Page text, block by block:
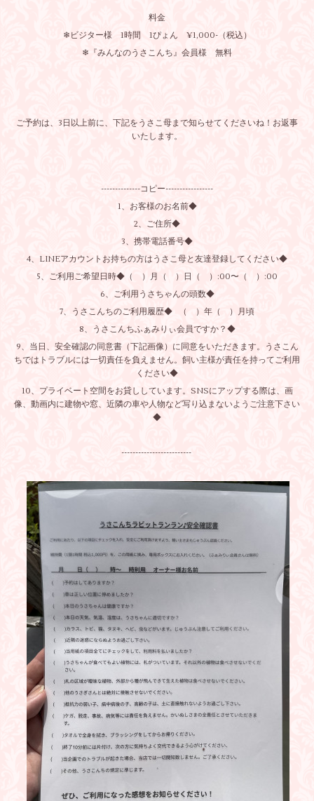
料金
❄︎ビジター様 1時間 1ぴょん ¥1,000-（税込）
❄︎『みんなのうさこんち』会員様 無料
ご予約は、3日以上前に、下記をうさこ母まで知らせてくださいね！お返事
いたします。
--------------コピー-----------------
1、お客様のお名前◆
2、ご住所◆
3、携帯電話番号◆
4、LINEアカウントお持ちの方はうさこ母と友達登録してください◆
5、ご利用ご希望日時◆（ ）月（ ）日（ ）:00〜（ ）:00
6、ご利用うさちゃんの頭数◆
7、うさこんちのご利用履歴◆ （ ）年（ ）月頃
8、うさこんちふぁみりぃ会員ですか？◆
9、当日、安全確認の同意書（下記画像）に同意をいただきます。うさこん
ちではトラブルには一切責任を負えません。飼い主様が責任を持ってご利用
ください◆
10、プライベート空間をお貸ししています。SNSにアップする際は、画
像、動画内に建物や窓、近隣の車や人物など写り込まないようご注意下さい
◆
-------------------------